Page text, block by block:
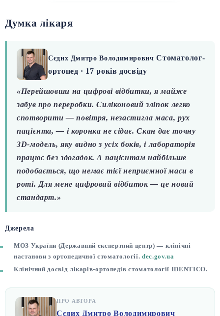
Думка лікаря
Сєдих Дмитро ВолодимировичСтоматолог-
ортопед · 17 років досвіду
«Перейшовши на цифрові відбитки, я майже
забув про переробки. Силіконовий зліпок легко
спотворити — повітря, незастигла маса, рух
пацієнта, — і коронка не сідає. Скан дає точну
3D-модель, яку видно з усіх боків, і лабораторія
працює без здогадок. А пацієнтам найбільше
подобається, що немає тієї неприємної маси в
роті. Для мене цифровий відбиток — це новий
стандарт.»
Джерела
МОЗ України (Державний експертний центр) — клінічні
настанови з ортопедичної стоматології. dec.gov.ua
Клінічний досвід лікарів-ортопедів стоматології IDENTICO.
ПРО АВТОРА
Сєдих Дмитро Володимирович